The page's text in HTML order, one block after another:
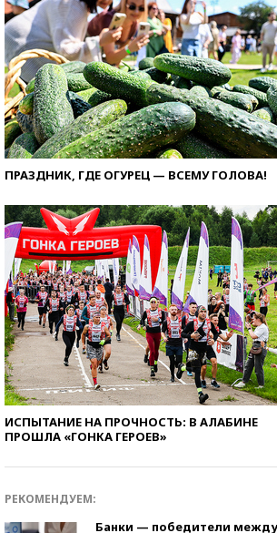
ПРАЗДНИК, ГДЕ ОГУРЕЦ — ВСЕМУ ГОЛОВА!
ИСПЫТАНИЕ НА ПРОЧНОСТЬ: В АЛАБИНЕ
ПРОШЛА «ГОНКА ГЕРОЕВ»
РЕКОМЕНДУЕМ:
Банки — победители